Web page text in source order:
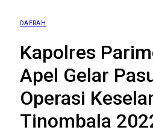
DAERAH
Kapolres
Apel Gelar
Operasi
Tinombala